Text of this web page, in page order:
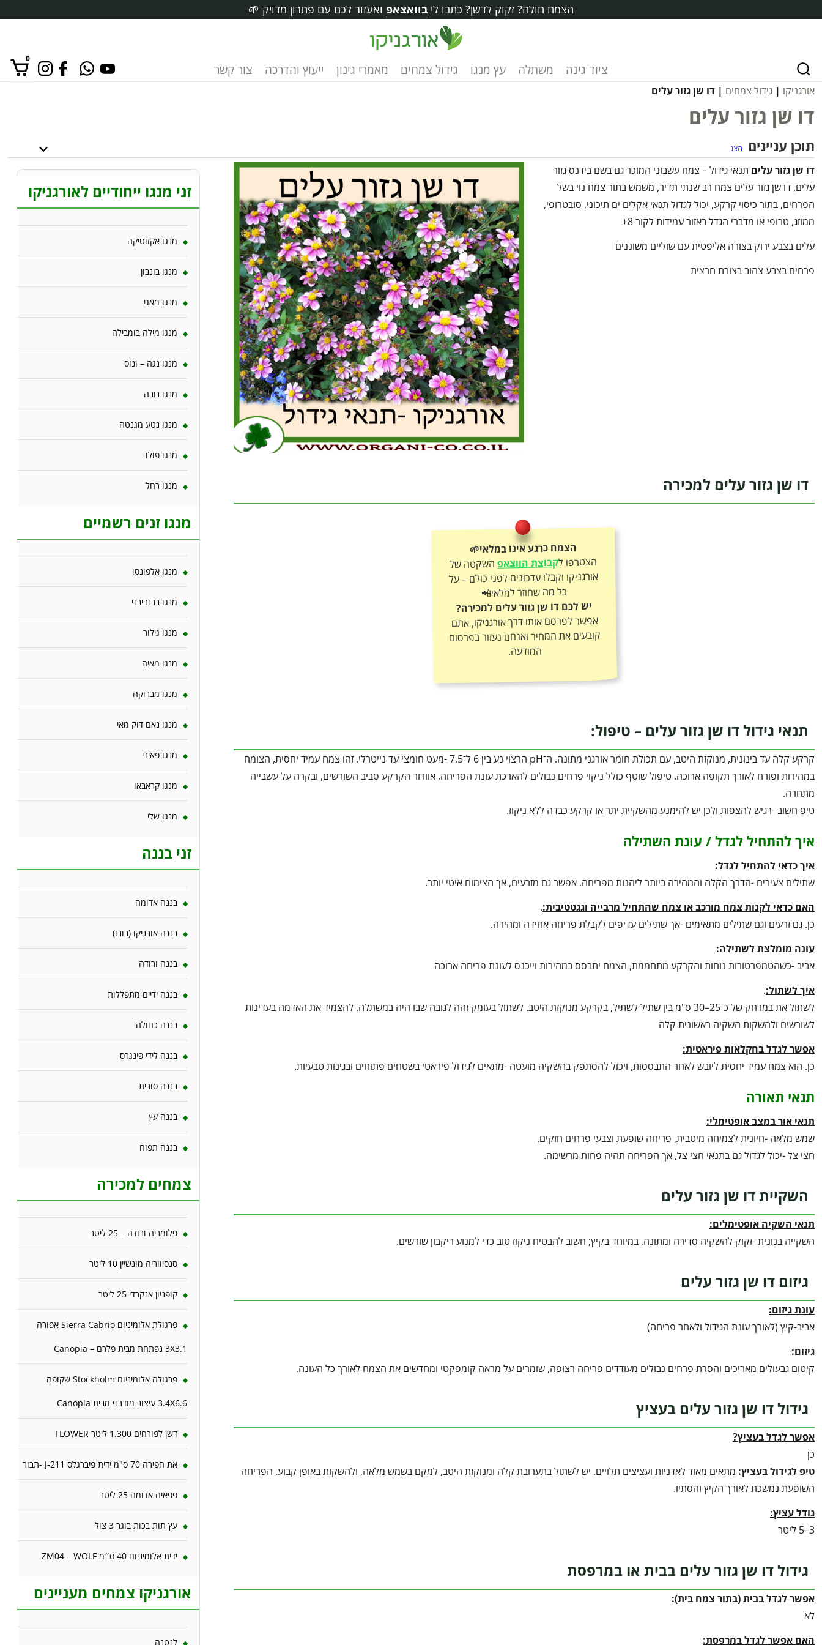
הצמח חולה? זקוק לדשן? כתבו לי בוואצאפ ואעזור לכם עם פתרון מדויק 🌱
ציוד גינה משתלה עץ מנגו גידול צמחים מאמרי גינון ייעוץ והדרכה צור קשר
0
אורגניקו | גידול צמחים | דו שן גזור עלים
דו שן גזור עלים
תוכן עניינים הצג
דו שן גזור עלים תנאי גידול – צמח עשבוני המוכר גם בשם בידנס גזור
עלים, דו שן גזור עלים צמח רב שנתי תדיר, משמש בתור צמח נוי בשל
הפרחים, בתור כיסוי קרקע, יכול לגדול תנאי אקלים ים תיכוני, סובטרופי,
ממוזג, טרופי או מדברי הגדל באזור עמידות לקור 8+
עלים בצבע ירוק בצורה אליפטית עם שוליים משוננים
פרחים בצבע צהוב בצורת חרצית
דו שן גזור עלים למכירה
הצמח כרגע אינו במלאי🌱
הצטרפו לקבוצת הווצאפהשקטה של
אורגניקו וקבלו עדכונים לפני כולם – על
כל מה שחוזר למלאי📲
יש לכם דו שן גזור עלים למכירה?
אפשר לפרסם אותו דרך אורגניקו, אתם
קובעים את המחיר ואנחנו נעזור בפרסום
המודעה.
תנאי גידול דו שן גזור עלים – טיפול:
קרקע קלה עד בינונית, מנוקזת היטב, עם תכולת חומר אורגני מתונה. ה־pH הרצוי נע בין 6 ל־7.5 -מעט חומצי עד נייטרלי. זהו צמח עמיד יחסית, הצומח
במהירות ופורח לאורך תקופה ארוכה. טיפול שוטף כולל ניקוי פרחים נבולים להארכת עונת הפריחה, אוורור הקרקע סביב השורשים, ובקרה על עשבייה
מתחרה.
טיפ חשוב -רגיש להצפות ולכן יש להימנע מהשקיית יתר או קרקע כבדה ללא ניקוז.
איך להתחיל לגדל / עונת השתילה
איך כדאי להתחיל לגדל:
שתילים צעירים -הדרך הקלה והמהירה ביותר ליהנות מפריחה. אפשר גם מזרעים, אך הצימוח איטי יותר.
האם כדאי לקנות צמח מורכב או צמח שהתחיל מרבייה וגגטטיבית:.
כן. גם זרעים וגם שתילים מתאימים -אך שתילים עדיפים לקבלת פריחה אחידה ומהירה.
עונה מומלצת לשתילה:
אביב -כשהטמפרטורות נוחות והקרקע מתחממת, הצמח יתבסס במהירות וייכנס לעונת פריחה ארוכה
איך לשתול:.
לשתול את במרחק של כ־25–30 ס"מ בין שתיל לשתיל, בקרקע מנוקזת היטב. לשתול בעומק זהה לגובה שבו היה במשתלה, להצמיד את האדמה בעדינות
לשורשים ולהשקות השקיה ראשונית קלה
אפשר לגדל בחקלאות פיראטית:
כן. הוא צמח עמיד יחסית ליובש לאחר התבססות, ויכול להסתפק בהשקיה מועטה -מתאים לגידול פיראטי בשטחים פתוחים ובגינות טבעיות.
תנאי תאורה
תנאי אור במצב אופטימלי:
שמש מלאה -חיונית לצמיחה מיטבית, פריחה שופעת וצבעי פרחים חזקים.
חצי צל -יכול לגדול גם בתנאי חצי צל, אך הפריחה תהיה פחות מרשימה.
השקיית דו שן גזור עלים
תנאי השקיה אופטימלים:
השקייה בנונית -זקוק להשקיה סדירה ומתונה, במיוחד בקיץ; חשוב להבטיח ניקוז טוב כדי למנוע ריקבון שורשים.
גיזום דו שן גזור עלים
עונת גיזום:
אביב-קיץ (לאורך עונת הגידול ולאחר פריחה)
גיזום:
קיטום גבעולים מאריכים והסרת פרחים נבולים מעודדים פריחה רצופה, שומרים על מראה קומפקטי ומחדשים את הצמח לאורך כל העונה.
גידול דו שן גזור עלים בעציץ
אפשר לגדל בעציץ?
כן
טיפ לגידול בעציץ: מתאים מאוד לאדניות ועציצים תלויים. יש לשתול בתערובת קלה ומנוקזת היטב, למקם בשמש מלאה, ולהשקות באופן קבוע. הפריחה
השופעת נמשכת לאורך הקיץ והסתיו.
גודל עציץ:
3–5 ליטר
גידול דו שן גזור עלים בבית או במרפסת
אפשר לגדל בבית (בתור צמח בית):
לא
האם אפשר לגדל במרפסת:
זני מנגו ייחודיים לאורגניקו
מנגו אקזוטיקה
מנגו בונבון
מנגו מאגי
מנגו מילה בומבילה
מנגו נגה – ונוס
מנגו נובה
מנגו נטע מגנטה
מנגו פולו
מנגו רחל
מנגו זנים רשמיים
מנגו אלפונסו
מנגו ברנדיבני
מנגו גילור
מנגו מאיה
מנגו מברוקה
מנגו נאם דוק מאי
מנגו פאירי
מנגו קראבאו
מנגו שלי
זני בננה
בננה אדומה
בננה אורניקו (בורו)
בננה ורודה
בננה ידיים מתפללות
בננה כחולה
בננה לידי פינגרס
בננה סורית
בננה עץ
בננה תפוח
צמחים למכירה
פלומריה ורודה – 25 ליטר
סנסיווריה מונשיין 10 ליטר
קופניון אנקרדי 25 ליטר
פרגולת אלומיניום Sierra Cabrio אפורה
3X3.1 נפתחת מבית פלרם – Canopia
פרגולה אלומיניום Stockholm שקופה
3.4X6.6 עיצוב מודרני מבית Canopia
דשן לפורחים 1.300 ליטר FLOWER
את חפירה 70 ס"מ ידית פיברגלס J-211 -תבור
פפאיה אדומה 25 ליטר
עץ תות בכות בוגר 3 צול
ידית אלומיניום 40 ס״מ ZM04 – WOLF
אורגניקו צמחים מעניינים
לנטנה